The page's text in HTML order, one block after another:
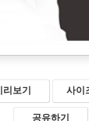
리보기 사이
공유하기